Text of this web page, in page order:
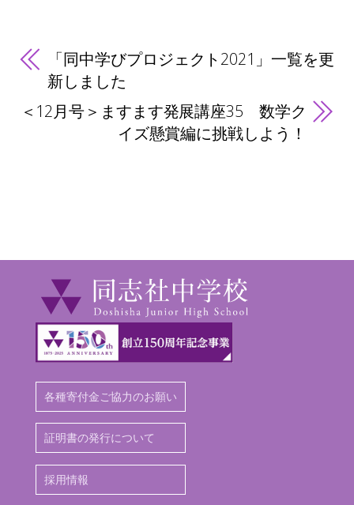
「同中学びプロジェクト2021」一覧を更
新しました
＜12月号＞ますます発展講座35 数学ク
イズ懸賞編に挑戦しよう！
各種寄付金ご協力のお願い
証明書の発行について
採用情報